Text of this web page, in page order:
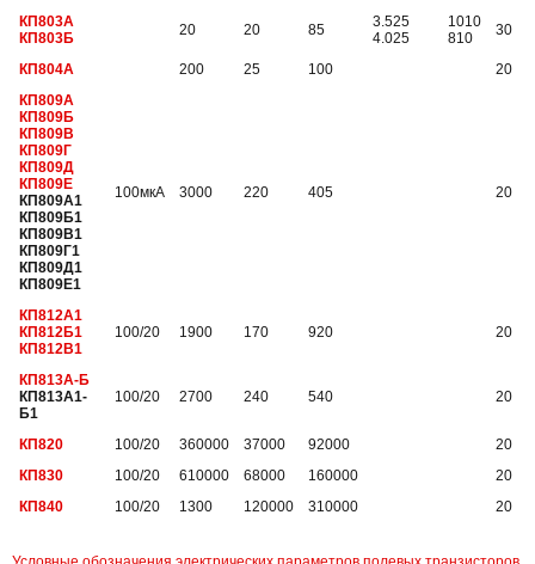
КП803А
КП803Б
20 20 85
3.525
4.025
1010
810
30
КП804А 200 25 100
20
КП809А
КП809Б
КП809В
КП809Г
КП809Д
КП809Е
КП809А1
КП809Б1
КП809В1
КП809Г1
КП809Д1
КП809Е1
100мкА 3000 220 405 20
КП812А1
КП812Б1
КП812В1
100/20 1900 170 920 20
КП813А-Б
КП813А1-
Б1
100/20 2700 240 540 20
КП820 100/20 360000 37000 92000
20
КП830
100/20 610000 68000 160000
20
КП840
100/20 1300 120000 310000 20